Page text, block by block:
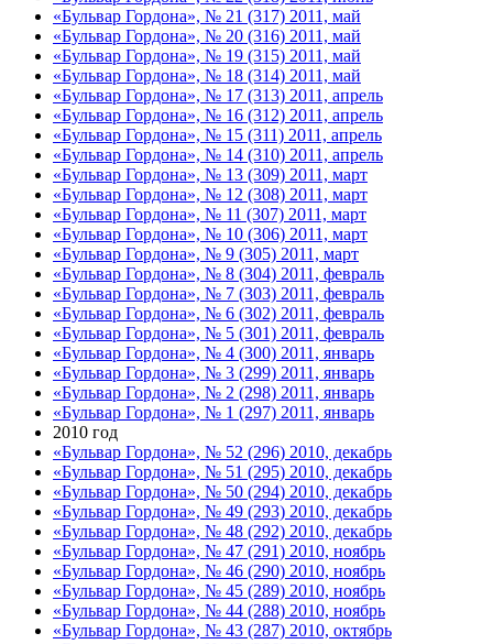
«Бульвар Гордона», № 21 (317) 2011, май
«Бульвар Гордона», № 20 (316) 2011, май
«Бульвар Гордона», № 19 (315) 2011, май
«Бульвар Гордона», № 18 (314) 2011, май
«Бульвар Гордона», № 17 (313) 2011, апрель
«Бульвар Гордона», № 16 (312) 2011, апрель
«Бульвар Гордона», № 15 (311) 2011, апрель
«Бульвар Гордона», № 14 (310) 2011, апрель
«Бульвар Гордона», № 13 (309) 2011, март
«Бульвар Гордона», № 12 (308) 2011, март
«Бульвар Гордона», № 11 (307) 2011, март
«Бульвар Гордона», № 10 (306) 2011, март
«Бульвар Гордона», № 9 (305) 2011, март
«Бульвар Гордона», № 8 (304) 2011, февраль
«Бульвар Гордона», № 7 (303) 2011, февраль
«Бульвар Гордона», № 6 (302) 2011, февраль
«Бульвар Гордона», № 5 (301) 2011, февраль
«Бульвар Гордона», № 4 (300) 2011, январь
«Бульвар Гордона», № 3 (299) 2011, январь
«Бульвар Гордона», № 2 (298) 2011, январь
«Бульвар Гордона», № 1 (297) 2011, январь
2010 год
«Бульвар Гордона», № 52 (296) 2010, декабрь
«Бульвар Гордона», № 51 (295) 2010, декабрь
«Бульвар Гордона», № 50 (294) 2010, декабрь
«Бульвар Гордона», № 49 (293) 2010, декабрь
«Бульвар Гордона», № 48 (292) 2010, декабрь
«Бульвар Гордона», № 47 (291) 2010, ноябрь
«Бульвар Гордона», № 46 (290) 2010, ноябрь
«Бульвар Гордона», № 45 (289) 2010, ноябрь
«Бульвар Гордона», № 44 (288) 2010, ноябрь
«Бульвар Гордона», № 43 (287) 2010, октябрь